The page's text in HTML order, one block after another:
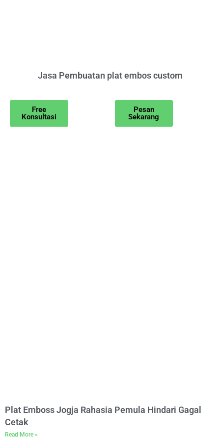
Jasa Pembuatan plat embos custom
Free
Konsultasi
Pesan
Sekarang
Plat Emboss Jogja Rahasia Pemula Hindari Gagal
Cetak
Read More »